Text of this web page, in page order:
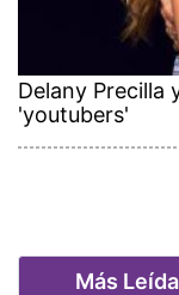
Delany Precilla
'youtubers'
Más